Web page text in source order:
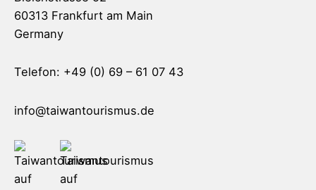
60313 Frankfurt am Main
Germany
Telefon: +49 (0) 69 – 61 07 43
info@taiwantourismus.de